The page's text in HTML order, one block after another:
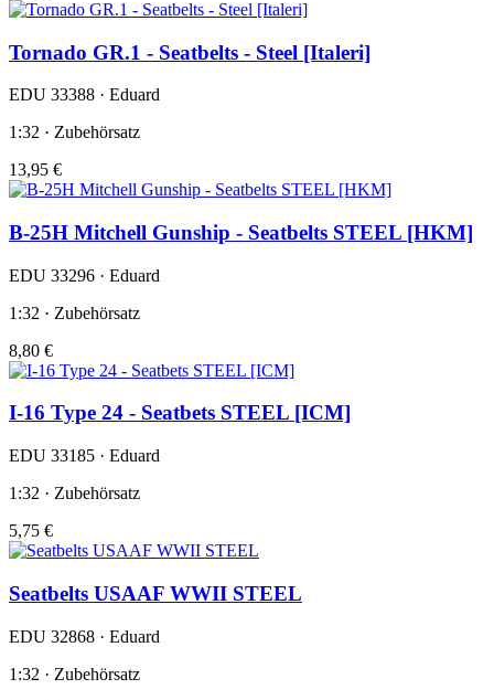
Tornado GR.1 - Seatbelts - Steel [Italeri]
EDU 33388 · Eduard
1:32 · Zubehörsatz
13,95 €
B-25H Mitchell Gunship - Seatbelts STEEL [HKM]
EDU 33296 · Eduard
1:32 · Zubehörsatz
8,80 €
I-16 Type 24 - Seatbets STEEL [ICM]
EDU 33185 · Eduard
1:32 · Zubehörsatz
5,75 €
Seatbelts USAAF WWII STEEL
EDU 32868 · Eduard
1:32 · Zubehörsatz